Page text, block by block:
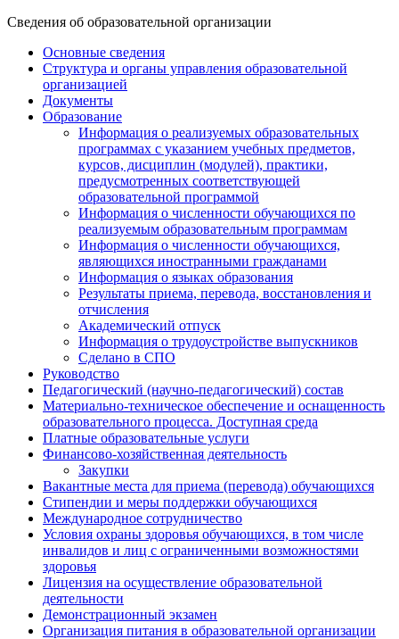
Сведения об образовательной организации
Основные сведения
Структура и органы управления образовательной
организацией
Документы
Образование
Информация о реализуемых образовательных
программах с указанием учебных предметов,
курсов, дисциплин (модулей), практики,
предусмотренных соответствующей
образовательной программой
Информация о численности обучающихся по
реализуемым образовательным программам
Информация о численности обучающихся,
являющихся иностранными гражданами
Информация о языках образования
Результаты приема, перевода, восстановления и
отчисления
Академический отпуск
Информация о трудоустройстве выпускников
Сделано в СПО
Руководство
Педагогический (научно-педагогический) состав
Материально-техническое обеспечение и оснащенность
образовательного процесса. Доступная среда
Платные образовательные услуги
Финансово-хозяйственная деятельность
Закупки
Вакантные места для приема (перевода) обучающихся
Стипендии и меры поддержки обучающихся
Международное сотрудничество
Условия охраны здоровья обучающихся, в том числе
инвалидов и лиц с ограниченными возможностями
здоровья
Лицензия на осуществление образовательной
деятельности
Демонстрационный экзамен
Организация питания в образовательной организации